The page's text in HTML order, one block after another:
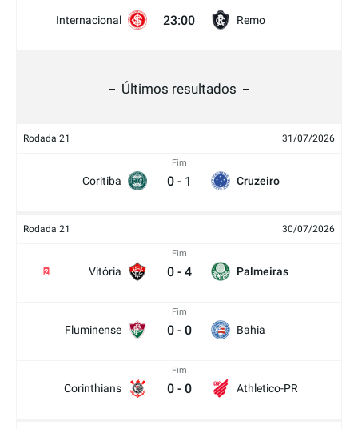
Internacional 23:00 Remo
Últimos resultados
Rodada 21 31/07/2026
Coritiba
Fim
0 - 1 Cruzeiro
Rodada 21 30/07/2026
Vitória
2
Fim
0 - 4 Palmeiras
Fluminense
Fim
0 - 0 Bahia
Corinthians
Fim
0 - 0 Athletico-PR